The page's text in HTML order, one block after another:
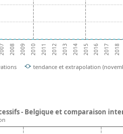
2007 2008 2009 2010 2011 2012 2013 2014 2015 2016 2017 2018
tendance et extrapolation
- Belgique et comparaison